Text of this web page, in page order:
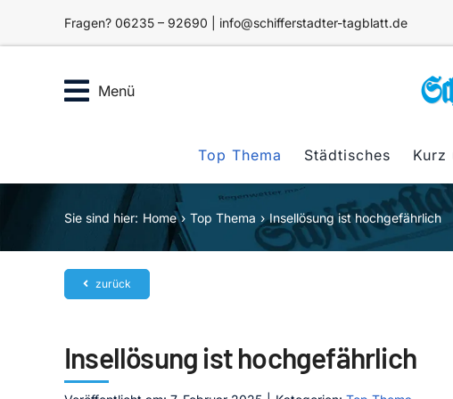
Fragen? 06235 – 92690 | info@schifferstadter-tagblatt.de
Menü
Top Thema Städtisches Kurz
Sie sind hier: Home Top Thema Insellösung ist hochgefährlich
zurück
Insellösung ist hochgefährlich